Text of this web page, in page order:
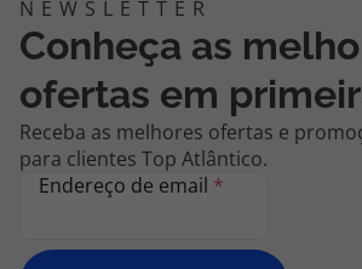
Conheça as
ofertas em
Receba as melhores ofertas e
para clientes Top Atlântico.
Endereço de email *